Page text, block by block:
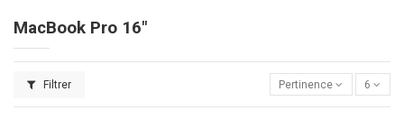
MacBook Pro 16"
Filtrer Pertinence 6